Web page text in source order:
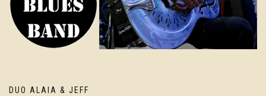
DUO ALAIA & JEFF